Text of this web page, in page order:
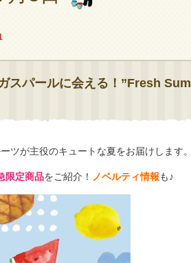
スパールに会える！”Fresh Sum
ツが主役のキュートな夏をお届けします。
限定商品をご紹介！ ノベルティ情報も♪